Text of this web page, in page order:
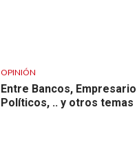
OPINIÓN
Entre Bancos,
Políticos, .. y otros temas